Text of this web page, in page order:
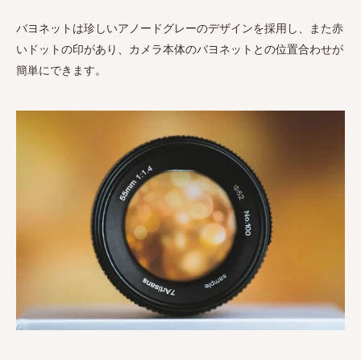
バヨネットは珍しいアノードグレーのデザインを採用し、また赤
いドットの印があり、カメラ本体のバヨネットとの位置合わせが
簡単にできます。